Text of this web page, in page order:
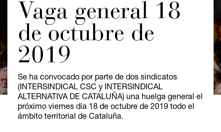
Vaga general 18
de octubre de
2019
Se ha convocado por parte de dos sindicatos
(INTERSINDICAL CSC y INTERSINDICAL
ALTERNATIVA DE CATALUÑA) una huelga general el
próximo viernes día 18 de octubre de 2019 todo el
ámbito territorial de Cataluña.